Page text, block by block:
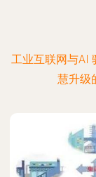
工业互联网与AI
慧升级